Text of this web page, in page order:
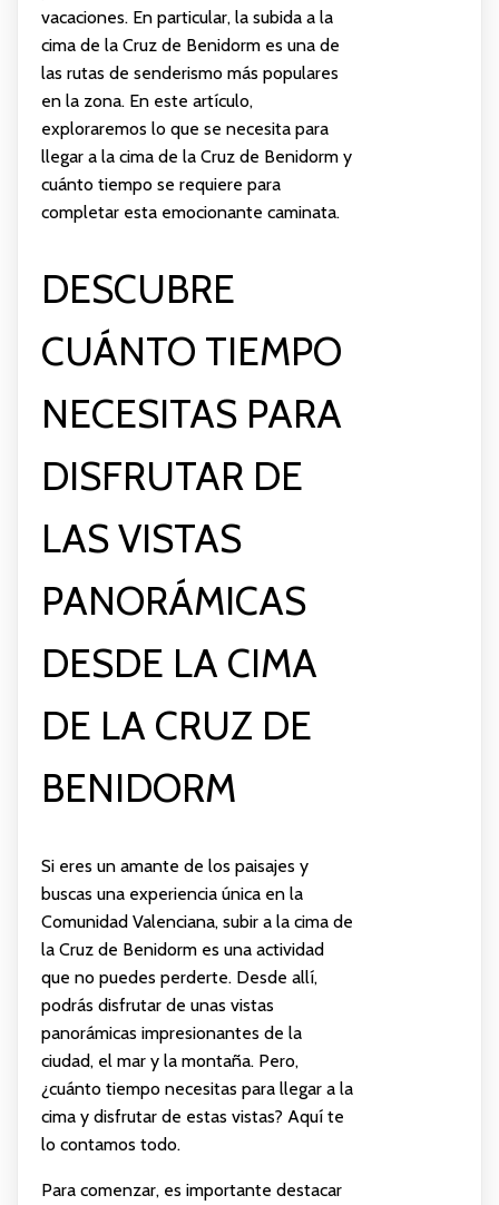
vacaciones. En particular, la subida a la
cima de la Cruz de Benidorm es una de
las rutas de senderismo más populares
en la zona. En este artículo,
exploraremos lo que se necesita para
llegar a la cima de la Cruz de Benidorm y
cuánto tiempo se requiere para
completar esta emocionante caminata.
DESCUBRE
CUÁNTO TIEMPO
NECESITAS PARA
DISFRUTAR DE
LAS VISTAS
PANORÁMICAS
DESDE LA CIMA
DE LA CRUZ DE
BENIDORM
Si eres un amante de los paisajes y
buscas una experiencia única en la
Comunidad Valenciana, subir a la cima de
la Cruz de Benidorm es una actividad
que no puedes perderte. Desde allí,
podrás disfrutar de unas vistas
panorámicas impresionantes de la
ciudad, el mar y la montaña. Pero,
¿cuánto tiempo necesitas para llegar a la
cima y disfrutar de estas vistas? Aquí te
lo contamos todo.
Para comenzar, es importante destacar